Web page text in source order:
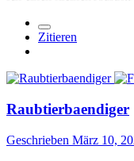
Zitieren
Raubtierbaendiger
Geschrieben März 10,